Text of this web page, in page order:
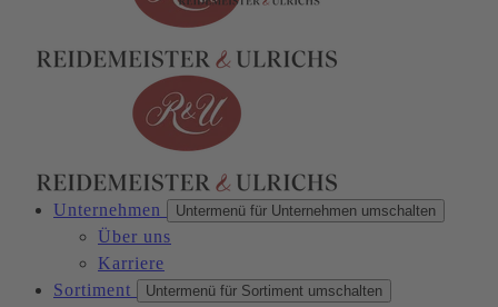
Unternehmen Untermenü für Unternehmen umschalten
Über uns
Karriere
Sortiment
Untermenü für Sortiment umschalten